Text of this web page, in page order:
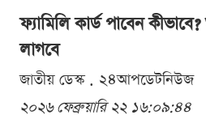
ফ্যামিলি কার্ড পাবেন
লাগবে
জাতীয় ডেস্ক . ২৪আপডেটনিউজ
২০২৬ ফেব্রুয়ারি ২২ ১৬:০৯:৪৪